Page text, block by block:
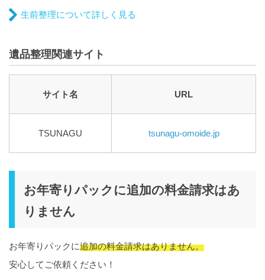
生前整理について詳しく見る
遺品整理関連サイト
サイト名 URL
TSUNAGU tsunagu-omoide.jp
お年寄りパックに追加の料金請求はあ
りません
お年寄りパックに追加の料金請求はありません。
安心してご依頼ください！